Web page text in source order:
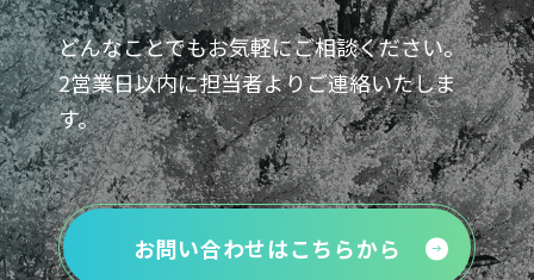
利益を得られています。
どんなことでもお気軽にご相談ください。
2営業日以内に担当者よりご連絡いたしま
す。
お問い合わせはこちらから